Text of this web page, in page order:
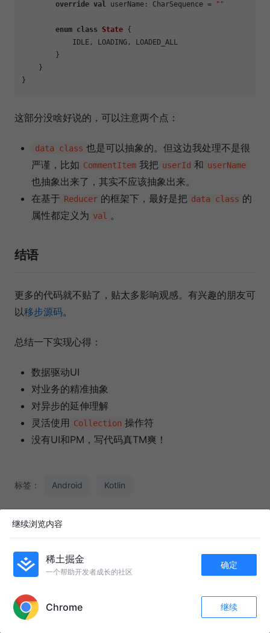
override val userName: CharSequence = ""
enum class State {
            IDLE, LOADING, LOADED_ALL
        }
    }
这部分没啥好说的，可以注意两个点：
data class 也是可以抽象的。但这边我处理不是很
严谨，比如 CommentItem 我把 userId 和 userName
也抽象出来了，其实不应该抽象出来。
在基于 Reducer 的框架下，最好是把 data class 的
属性都定义为 val 。
结语
更多的代码就不贴了，贴太多影响观感。有兴趣的朋友可
以移步源码。
总结一下实现心得：
数据驱动UI
对业务的精准抽象
对异步的延伸理解
灵活使用 Collection 操作符
没有UI和PM，写代码真TM爽！
标签： Android Kotlin
评论 31
发送
147
继续浏览内容
稀土掘金
一个帮助开发者成长的社区
确定
Chrome 继续